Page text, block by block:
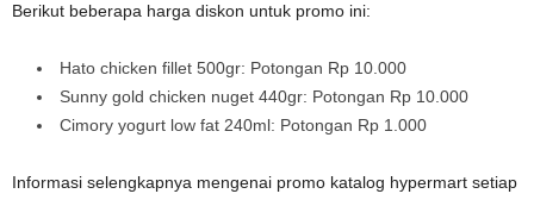
Berikut beberapa harga diskon untuk promo ini:
Hato chicken fillet 500gr: Potongan Rp 10.000
Sunny gold chicken nuget 440gr: Potongan Rp 10.000
Cimory yogurt low fat 240ml: Potongan Rp 1.000
Informasi selengkapnya mengenai promo katalog hypermart setiap